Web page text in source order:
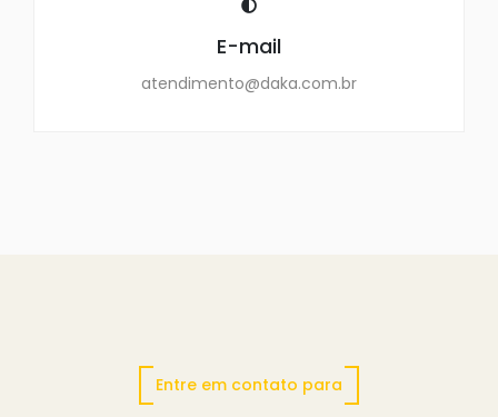
E-mail
atendimento@daka.com.br
Entre em contato para